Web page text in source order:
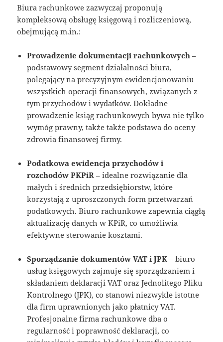
Biura rachunkowe zazwyczaj proponują
kompleksową obsługę księgową i rozliczeniową,
obejmującą m.in.:
Prowadzenie dokumentacji rachunkowych –
podstawowy segment działalności biura,
polegający na precyzyjnym ewidencjonowaniu
wszystkich operacji finansowych, związanych z
tym przychodów i wydatków. Dokładne
prowadzenie ksiąg rachunkowych bywa nie tylko
wymóg prawny, także także podstawa do oceny
zdrowia finansowej firmy.
Podatkowa ewidencja przychodów i
rozchodów PKPiR – idealne rozwiązanie dla
małych i średnich przedsiębiorstw, które
korzystają z uproszczonych form przetwarzań
podatkowych. Biuro rachunkowe zapewnia ciągłą
aktualizację danych w KPiR, co umożliwia
efektywne sterowanie kosztami.
Sporządzanie dokumentów VAT i JPK – biuro
usług księgowych zajmuje się sporządzaniem i
składaniem deklaracji VAT oraz Jednolitego Pliku
Kontrolnego (JPK), co stanowi niezwykle istotne
dla firm uprawnionych jako płatnicy VAT.
Profesjonalne firma rachunkowe dba o
regularność i poprawność deklaracji, co